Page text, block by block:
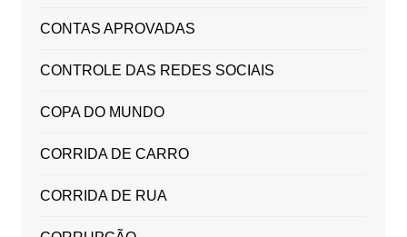
CONTAS APROVADAS
CONTROLE DAS REDES SOCIAIS
COPA DO MUNDO
CORRIDA DE CARRO
CORRIDA DE RUA